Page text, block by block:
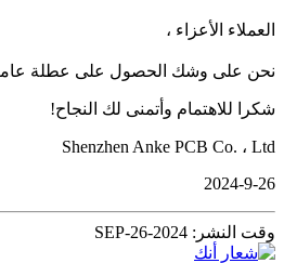
العملاء الأعزاء ،
نحن على وشك الحصول على عطلة عامة
شكرا للاهتمام وأتمنى لك النجاح!
Shenzhen Anke PCB Co. ، Ltd
2024-9-26
وقت النشر: SEP-26-2024